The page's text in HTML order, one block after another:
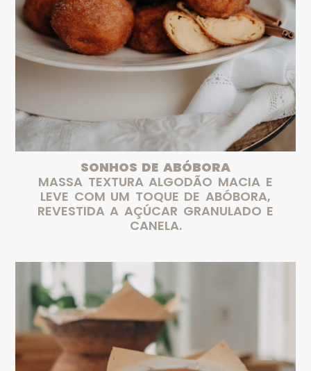
SONHOS DE ABÓBORA
MASSA TEXTURA ALGODÃO MACIA E
LEVE COM UM TOQUE DE ABÓBORA,
REVESTIDA A AÇÚCAR GRANULADO E
CANELA.